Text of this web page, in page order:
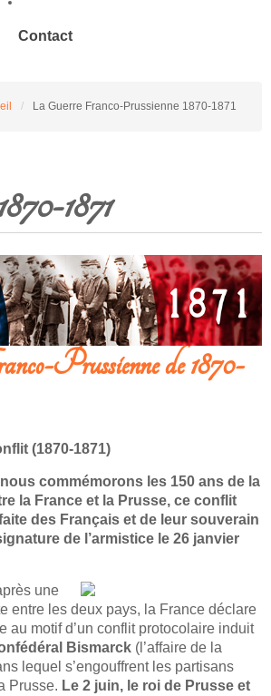
Contact
/ La Guerre Franco-Prussienne 1870-1871
1871
Prussienne de 1870-
(1870-1871)
commémorons les 150 ans de la
la France et la Prusse, ce conflit
des Français et de leur souverain
de l’armistice le 26 janvier
une
entre les deux pays, la France déclare
au motif d’un conflit protocolaire induit
Bismarck (l’affaire de la
lequel s’engouffrent les partisans
Prusse. Le 2 juin, le roi de Prusse et